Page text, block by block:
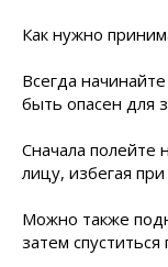
Как нужно
Всегда
быть опасен для
Сначала полейте
лицу, избегая
Можно также
затем спуститься